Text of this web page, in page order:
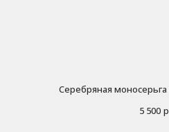
Серебряная
5 500